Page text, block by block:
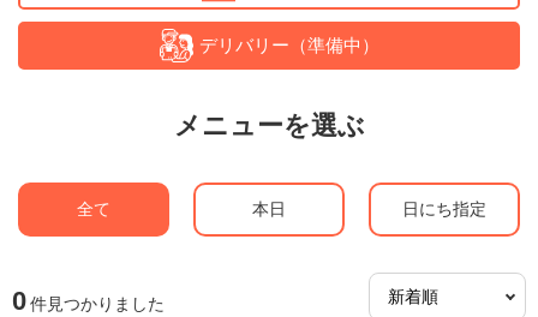
デリバリー（準備中）
メニューを選ぶ
全て 本日 日にち指定
0件見つかりました